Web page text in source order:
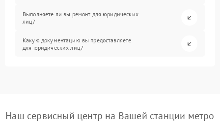
Выполняете ли вы ремонт для юридических
лиц?
Какую документацию вы предоставляете
для юридических лиц?
Наш сервисный центр на Вашей станции метро